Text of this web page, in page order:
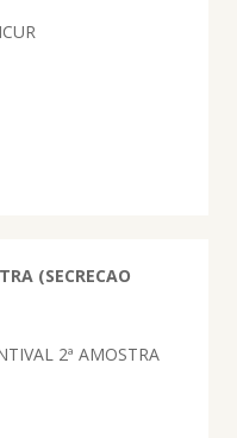
(SECRECAO
2ª AMOSTRA